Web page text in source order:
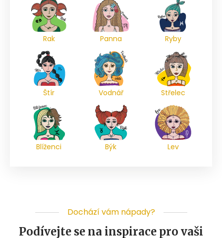
Rak Panna Ryby
Štír Vodnář Střelec
Blíženci Býk Lev
Dochází vám nápady?
Podívejte se na inspirace pro vaši